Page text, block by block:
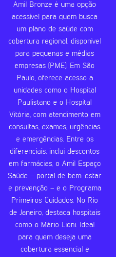
Amil Bronze é uma opção
acessível para quem busca
um plano de saúde com
cobertura regional, disponível
para pequenas e médias
empresas (PME). Em São
Paulo, oferece acesso a
unidades como o Hospital
Paulistano e o Hospital
Vitória, com atendimento em
consultas, exames, urgências
e emergências. Entre os
diferenciais, inclui descontos
em farmácias, o Amil Espaço
Saúde – portal de bem-estar
e prevenção – e o Programa
Primeiros Cuidados. No Rio
de Janeiro, destaca hospitais
como o Mário Lioni. Ideal
para quem deseja uma
cobertura essencial e